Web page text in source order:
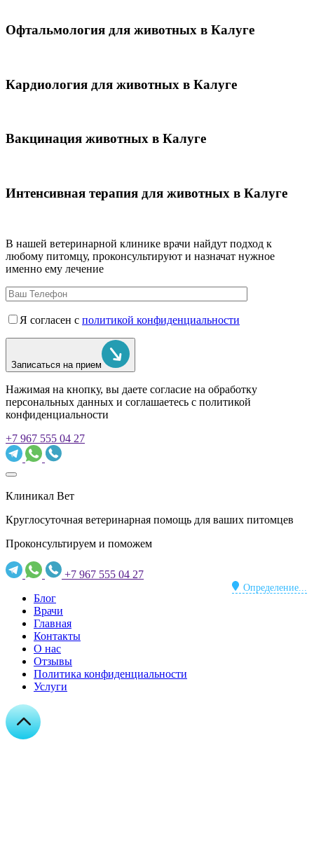
Офтальмология для животных в Калуге
Кардиология для животных в Калуге
Вакцинация животных в Калуге
Интенсивная терапия для животных в Калуге
В нашей ветеринарной клинике врачи найдут подход к
любому питомцу, проконсультируют и назначат нужное
именно ему лечение
Я согласен с политикой конфиденциальности
Записаться на прием
Нажимая на кнопку, вы даете согласие на обработку
персональных данных и соглашаетесь c политикой
конфиденциальности
+7 967 555 04 27
Клиникал Вет
Круглосуточная ветеринарная помощь для ваших питомцев
Проконсультируем и поможем
+7 967 555 04 27
Определение...
Блог
Врачи
Главная
Контакты
О нас
Отзывы
Политика конфиденциальности
Услуги